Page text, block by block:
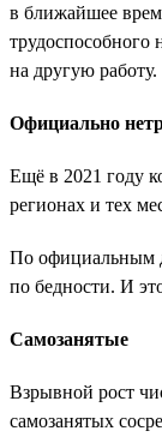
в ближайшее
трудоспособного
на другую работу.
Официально
Ещё в 2021 году
регионах и тех
По официальным
по бедности. И
Самозанятые
Взрывной рост
самозанятых